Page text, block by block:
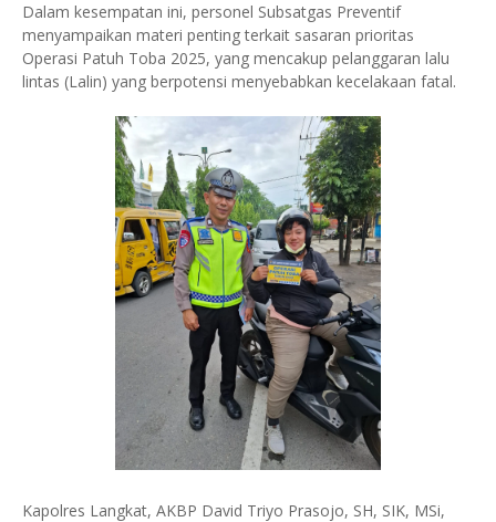
Dalam kesempatan ini, personel Subsatgas Preventif
menyampaikan materi penting terkait sasaran prioritas
Operasi Patuh Toba 2025, yang mencakup pelanggaran lalu
lintas (Lalin) yang berpotensi menyebabkan kecelakaan fatal.
Kapolres Langkat, AKBP David Triyo Prasojo, SH, SIK, MSi,